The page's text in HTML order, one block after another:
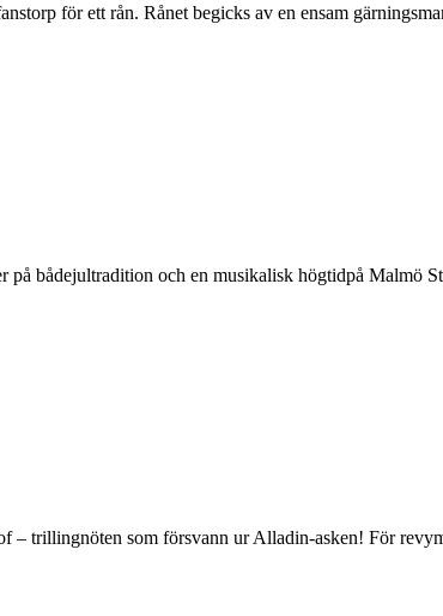
för ett rån. Rånet begicks av en ensam
bådejultradition och en musikalisk högtidpå Malmö
– trillingnöten som försvann ur Alladin-asken! För